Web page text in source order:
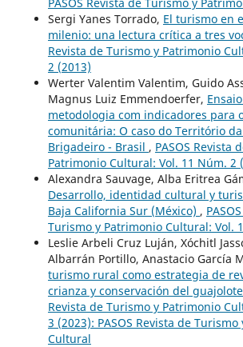
Sergi Yanes Torrado, El turismo en
milenio: una lectura crítica a tres
Revista de Turismo y Patrimonio
2 (2013)
Werter Valentim Valentim, Guido
Magnus Luiz Emmendoerfer,
metodologia com indicadores para
comunitária: O caso do Território
Brigadeiro - Brasil , PASOS Revista
Patrimonio Cultural: Vol. 11 Núm. 2
Alexandra Sauvage, Alba Eritrea
Desarrollo, identidad cultural y
Baja California Sur (México) ,
Turismo y Patrimonio Cultural: Vol.
Leslie Arbeli Cruz Luján, Xóchitl
Albarrán Portillo, Anastacio García
turismo rural como estrategia de
crianza y conservación del
Revista de Turismo y Patrimonio
3 (2023): PASOS Revista de
Cultural